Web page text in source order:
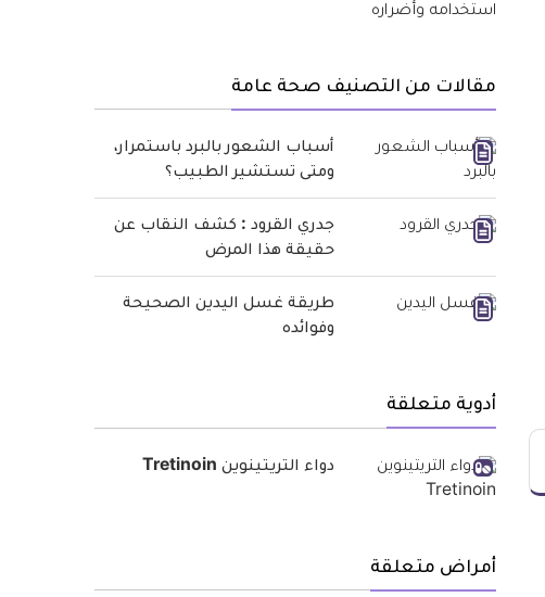
مقالات من التصنيف صحة عامة
أسباب الشعور بالبرد باستمرار،
ومتى تستشير الطبيب؟
جدري القرود : كشف النقاب عن
حقيقة هذا المرض
طريقة غسل اليدين الصحيحة
وفوائده
أدوية متعلقة
دواء التريتينوين Tretinoin
أمراض متعلقة